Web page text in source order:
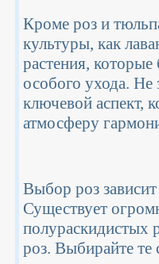
Кроме роз и
культуры, как
растения, которые
особого ухода. Не
ключевой аспект,
атмосферу
Выбор роз
Существует
полураскидистых
роз. Выбирайте те